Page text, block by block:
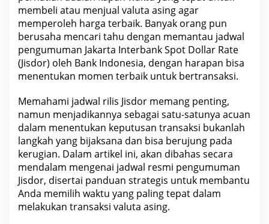
membeli atau menjual valuta asing agar
memperoleh harga terbaik. Banyak orang pun
berusaha mencari tahu dengan memantau jadwal
pengumuman Jakarta Interbank Spot Dollar Rate
(Jisdor) oleh Bank Indonesia, dengan harapan bisa
menentukan momen terbaik untuk bertransaksi.
Memahami jadwal rilis Jisdor memang penting,
namun menjadikannya sebagai satu-satunya acuan
dalam menentukan keputusan transaksi bukanlah
langkah yang bijaksana dan bisa berujung pada
kerugian. Dalam artikel ini, akan dibahas secara
mendalam mengenai jadwal resmi pengumuman
Jisdor, disertai panduan strategis untuk membantu
Anda memilih waktu yang paling tepat dalam
melakukan transaksi valuta asing.